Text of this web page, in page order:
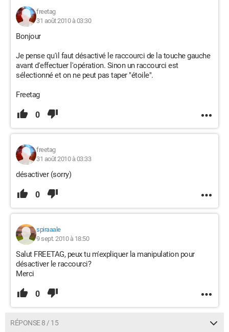
freetag
31 août 2010 à 03:30
Bonjour
Je pense qu'il faut désactivé le raccourci de la touche gauche
avant d'effectuer l'opération. Sinon un raccourci est
sélectionné et on ne peut pas taper "étoile".
Freetag
0
freetag
31 août 2010 à 03:33
désactiver (sorry)
0
spiraaale
9 sept. 2010 à 18:50
Salut FREETAG, peux tu m'expliquer la manipulation pour
désactiver le raccourci?
Merci
0
RÉPONSE 8 / 15